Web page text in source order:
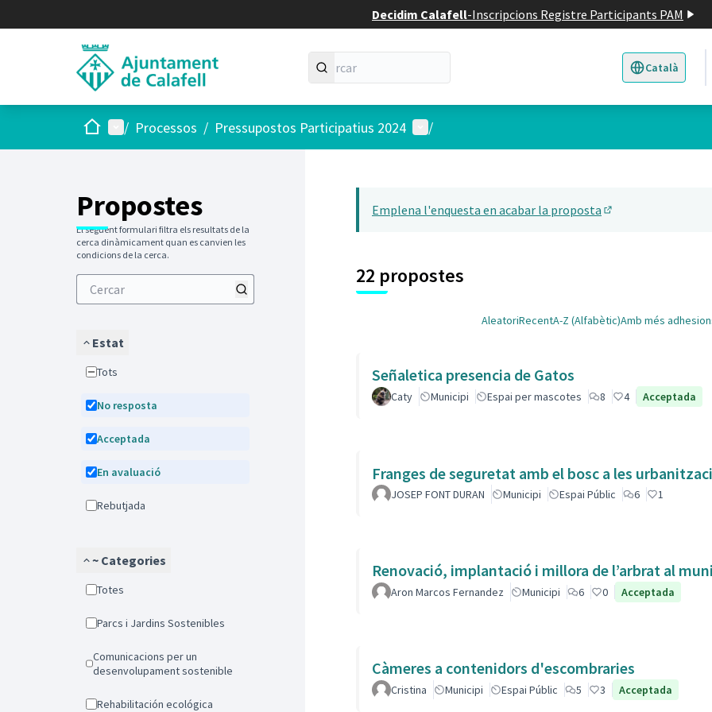
Decidim Calafell-Inscripcions Registre Participants PAM
Català
Triar la llengua
Inici Menú principal
/ Processos / Pressupostos Participatius 2024 Menú d'usuari
/
Propostes
El següent formulari filtra els resultats de la
cerca dinàmicament quan es canvien les
condicions de la cerca.
Estat
Tots
No resposta
Acceptada
En avaluació
Rebutjada
~ Categories
Totes
Parcs i Jardins Sostenibles
Comunicacions per un
desenvolupament sostenible
Rehabilitación ecológica
Emplena l'enquesta en acabar la proposta
22 propostes
AleatoriRecentA-Z (Alfabètic)Amb més
Señaletica presencia de Gatos
Caty Municipi Espai per mascotes 8 4 Acceptada
Franges de seguretat amb el bosc a les
JOSEP FONT DURAN Municipi Espai Públic 6 1
Renovació, implantació i millora de l’arbrat al
Aron Marcos Fernandez Municipi 6 0 Acceptada
Càmeres a contenidors d'escombraries
Cristina Municipi Espai Públic 5 3 Acceptada